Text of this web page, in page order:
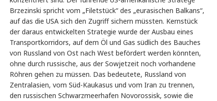
Brzezinski spricht vom „Filetstück“ des „eurasischen Balkans“,
auf das die USA sich den Zugriff sichern müssten. Kernstück
der daraus entwickelten Strategie wurde der Ausbau eines
Transportkorridors, auf dem Öl und Gas südlich des Bauches
von Russland von Ost nach West befördert werden könnten,
ohne durch russische, aus der Sowjetzeit noch vorhandene
Röhren gehen zu müssen. Das bedeutete, Russland von
Zentralasien, vom Süd-Kaukasus und vom Iran zu trennen,
den russischen Schwarzmeerhafen Novorossisk, sowie die